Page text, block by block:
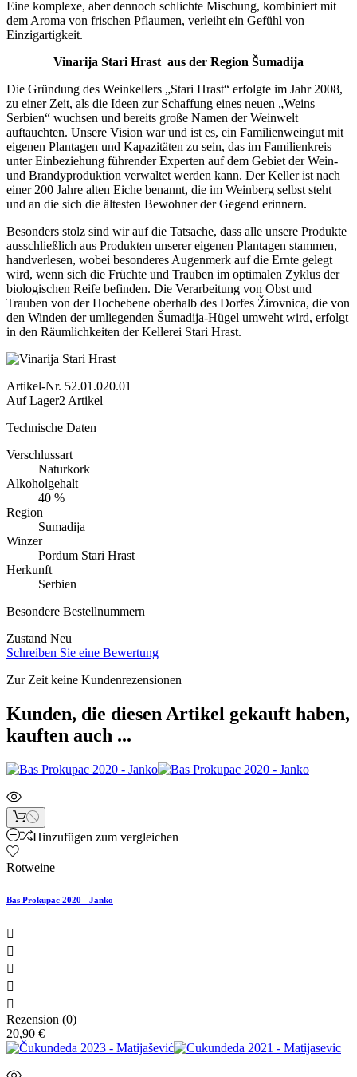
Eine komplexe, aber dennoch schlichte Mischung, kombiniert mit
dem Aroma von frischen Pflaumen, verleiht ein Gefühl von
Einzigartigkeit.
Vinarija Stari Hrast aus der Region Šumadija
Die Gründung des Weinkellers „Stari Hrast“ erfolgte im Jahr 2008,
zu einer Zeit, als die Ideen zur Schaffung eines neuen „Weins
Serbien“ wuchsen und bereits große Namen der Weinwelt
auftauchten. Unsere Vision war und ist es, ein Familienweingut mit
eigenen Plantagen und Kapazitäten zu sein, das im Familienkreis
unter Einbeziehung führender Experten auf dem Gebiet der Wein-
und Brandyproduktion verwaltet werden kann. Der Keller ist nach
einer 200 Jahre alten Eiche benannt, die im Weinberg selbst steht
und an die sich die ältesten Bewohner der Gegend erinnern.
Besonders stolz sind wir auf die Tatsache, dass alle unsere Produkte
ausschließlich aus Produkten unserer eigenen Plantagen stammen,
handverlesen, wobei besonderes Augenmerk auf die Ernte gelegt
wird, wenn sich die Früchte und Trauben im optimalen Zyklus der
biologischen Reife befinden. Die Verarbeitung von Obst und
Trauben von der Hochebene oberhalb des Dorfes Žirovnica, die von
den Winden der umliegenden Šumadija-Hügel umweht wird, erfolgt
in den Räumlichkeiten der Kellerei Stari Hrast.
Artikel-Nr. 52.01.020.01
Auf Lager2 Artikel
Technische Daten
Verschlussart
Naturkork
Alkoholgehalt
40 %
Region
Sumadija
Winzer
Pordum Stari Hrast
Herkunft
Serbien
Besondere Bestellnummern
Zustand Neu
Schreiben Sie eine Bewertung
Zur Zeit keine Kundenrezensionen
Kunden, die diesen Artikel gekauft haben,
kauften auch ...
Hinzufügen zum vergleichen
Rotweine
Bas Prokupac 2020 - Janko





Rezension (0)
20,90 €